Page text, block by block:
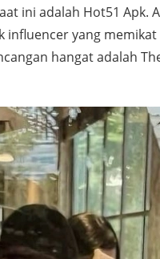
ini adalah Hot51 Apk.
yang
hangat adalah